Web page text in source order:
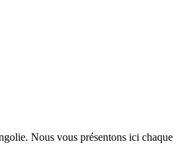
Nous vous présentons ici chaque